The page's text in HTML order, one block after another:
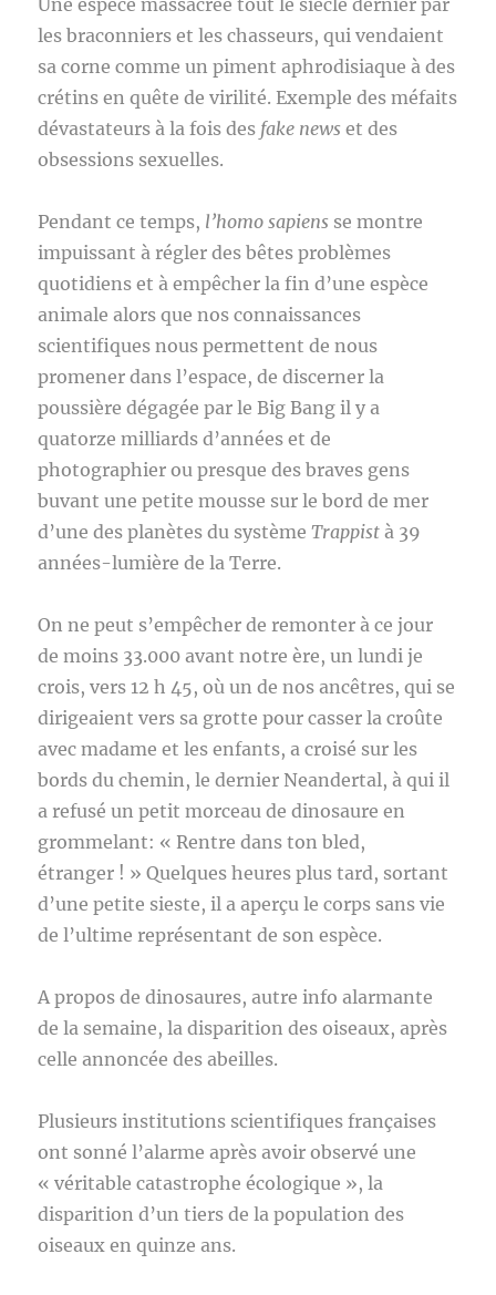
Une espèce massacrée tout le siècle dernier par
les braconniers et les chasseurs, qui vendaient
sa corne comme un piment aphrodisiaque à des
crétins en quête de virilité. Exemple des méfaits
dévastateurs à la fois des fake news et des
obsessions sexuelles.
Pendant ce temps, l’homo sapiens se montre
impuissant à régler des bêtes problèmes
quotidiens et à empêcher la fin d’une espèce
animale alors que nos connaissances
scientifiques nous permettent de nous
promener dans l’espace, de discerner la
poussière dégagée par le Big Bang il y a
quatorze milliards d’années et de
photographier ou presque des braves gens
buvant une petite mousse sur le bord de mer
d’une des planètes du systèmeTrappist à 39
années-lumière de la Terre.
On ne peut s’empêcher de remonter à ce jour
de moins 33.000 avant notre ère, un lundi je
crois, vers 12 h 45, où un de nos ancêtres, qui se
dirigeaient vers sa grotte pour casser la croûte
avec madame et les enfants, a croisé sur les
bords du chemin, le dernier Neandertal, à qui il
a refusé un petit morceau de dinosaure en
grommelant: « Rentre dans ton bled,
étranger ! » Quelques heures plus tard, sortant
d’une petite sieste, il a aperçu le corps sans vie
de l’ultime représentant de son espèce.
A propos de dinosaures, autre info alarmante
de la semaine, la disparition des oiseaux, après
celle annoncée des abeilles.
Plusieurs institutions scientifiques françaises
ont sonné l’alarme après avoir observé une
« véritable catastrophe écologique », la
disparition d’un tiers de la population des
oiseaux en quinze ans.